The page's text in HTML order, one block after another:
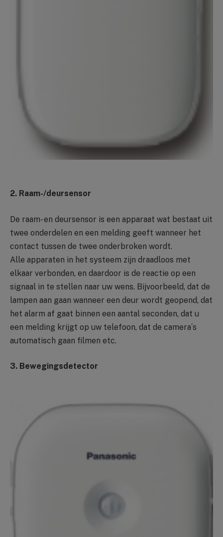
2. Raam-/deursensor
De raam- en deursensor is een apparaat wat bestaat uit
twee onderdelen en een melding geeft wanneer het
contact tussen de twee onderbroken wordt.
Alle apparaten in het systeem zijn draadloos met
elkaar verbonden, en daardoor is de reactie op een
signaal in te stellen naar uw wens. Bijvoorbeeld, dat de
lampen aan gaan wanneer een deur wordt geopend, dat
het alarm af gaat binnen een aantal seconden, dat u
een melding krijgt op uw telefoon, dat de camera´s
automatisch gaan filmen etc.
3. Bewegingsdetector